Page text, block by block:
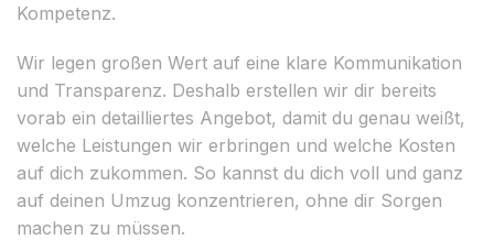
Kompetenz.
Wir legen großen Wert auf eine klare Kommunikation
und Transparenz. Deshalb erstellen wir dir bereits
vorab ein detailliertes Angebot, damit du genau weißt,
welche Leistungen wir erbringen und welche Kosten
auf dich zukommen. So kannst du dich voll und ganz
auf deinen Umzug konzentrieren, ohne dir Sorgen
machen zu müssen.